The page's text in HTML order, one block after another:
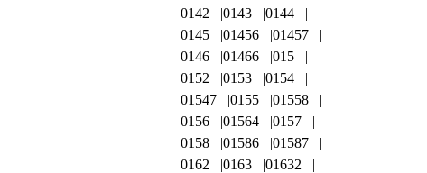
0142
0143
0144
0145
01456
01457
0146
01466
015
0152
0153
0154
01547
0155
01558
0156
01564
0157
0158
01586
01587
0162
0163
01632